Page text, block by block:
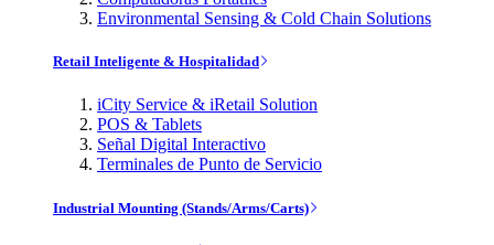
Environmental Sensing & Cold Chain Solutions
Retail Inteligente & Hospitalidad
iCity Service & iRetail Solution
POS & Tablets
Señal Digital Interactivo
Terminales de Punto de Servicio
Industrial Mounting (Stands/Arms/Carts)